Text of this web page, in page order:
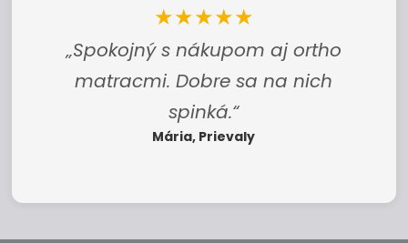
★★★★★
„Najlepší vankúš! Nosíme si ho
všade, kam ideme.“
Romana, Nové Mesto nad Váhom